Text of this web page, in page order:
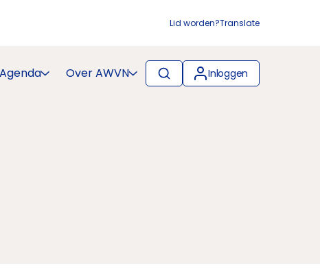
Lid worden?Translate
Agenda Over AWVN Inloggen